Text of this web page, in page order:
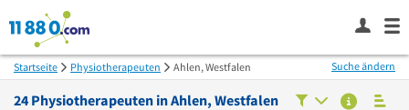
Startseite Physiotherapeuten Ahlen, Westfalen
24 Physiotherapeuten inAhlen, Westfalen
Suche ändern